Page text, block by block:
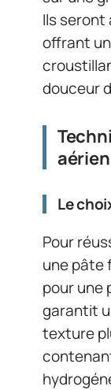
Ils seront
offrant
douceur
aérien
Le
Pour
une pâte
pour une
garantit
texture